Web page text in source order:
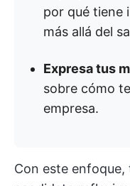
por qué tiene
más allá del
Expresa tus
sobre cómo
empresa.
Con este